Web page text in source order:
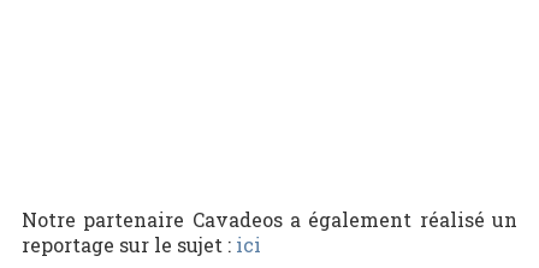
Notre partenaire Cavadeos a également réalisé un
reportage sur le sujet :ici